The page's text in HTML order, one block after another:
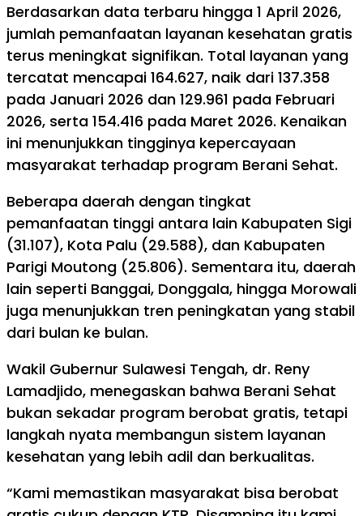
Berdasarkan data terbaru hingga 1 April 2026,
jumlah pemanfaatan layanan kesehatan gratis
terus meningkat signifikan. Total layanan yang
tercatat mencapai 164.627, naik dari 137.358
pada Januari 2026 dan 129.961 pada Februari
2026, serta 154.416 pada Maret 2026. Kenaikan
ini menunjukkan tingginya kepercayaan
masyarakat terhadap program Berani Sehat.
Beberapa daerah dengan tingkat
pemanfaatan tinggi antara lain Kabupaten Sigi
(31.107), Kota Palu (29.588), dan Kabupaten
Parigi Moutong (25.806). Sementara itu, daerah
lain seperti Banggai, Donggala, hingga Morowali
juga menunjukkan tren peningkatan yang stabil
dari bulan ke bulan.
Wakil Gubernur Sulawesi Tengah, dr. Reny
Lamadjido, menegaskan bahwa Berani Sehat
bukan sekadar program berobat gratis, tetapi
langkah nyata membangun sistem layanan
kesehatan yang lebih adil dan berkualitas.
“Kami memastikan masyarakat bisa berobat